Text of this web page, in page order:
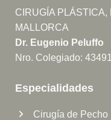
CIRUGÍA
MALLORCA
Dr. Eugenio Peluffo
Nro. Colegiado: 43491
Especialidades
Cirugía de Pecho